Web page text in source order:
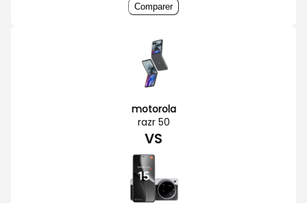
Comparer
motorola
razr 50
VS